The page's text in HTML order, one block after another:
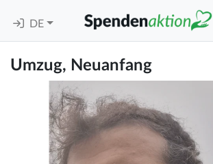
DE
Umzug, Neuanfang